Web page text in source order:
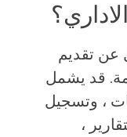
عن تقديم
قد يشمل
، وتسجيل
،